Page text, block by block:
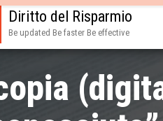
Diritto del Risparmio
Be updated Be faster Be effective